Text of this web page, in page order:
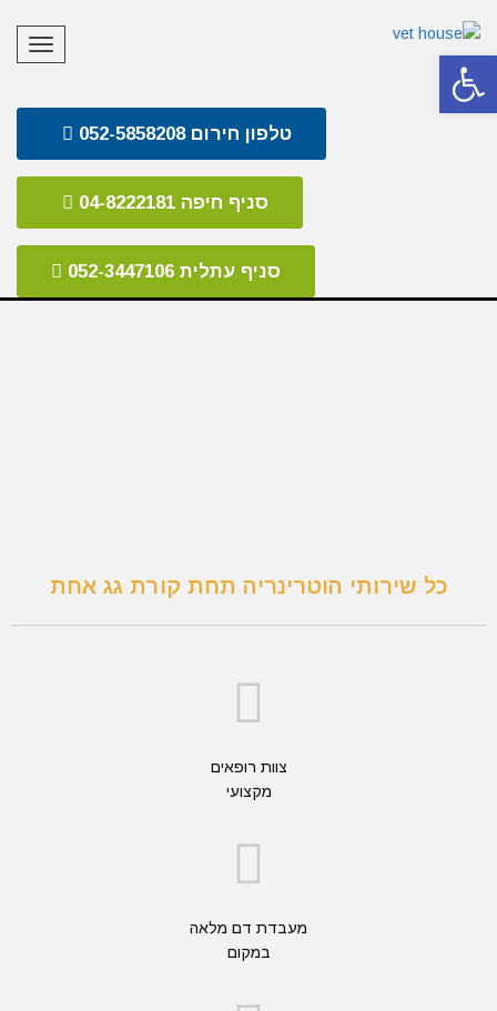
פתח סרגל נגישות
טלפון חירום 052-5858208
סניף חיפה 04-8222181
סניף עתלית 052-3447106
כל שירותי הוטרינריה תחת קורת גג אחת
צוות רופאים
מקצועי
מעבדת דם מלאה
במקום